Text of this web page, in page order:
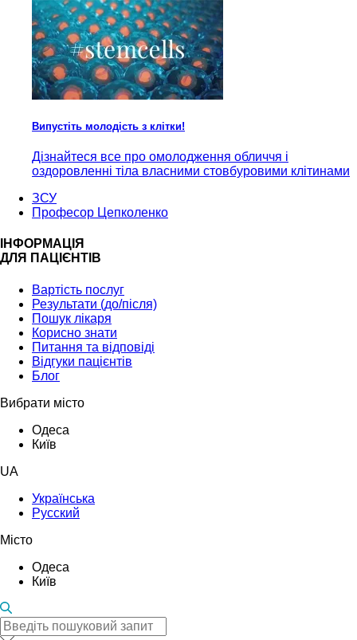
Випустіть молодість з клітки!
Дізнайтеся все про омолодження обличчя і
оздоровленні тіла власними стовбуровими клітинами
ЗСУ
Професор Цепколенко
ІНФОРМАЦІЯ
ДЛЯ ПАЦІЄНТІВ
Вартість послуг
Результати (до/після)
Пошук лікаря
Корисно знати
Питання та відповіді
Відгуки пацієнтів
Блог
Вибрати місто
Одеса
Київ
UA
Українська
Русский
Місто
Одеса
Київ